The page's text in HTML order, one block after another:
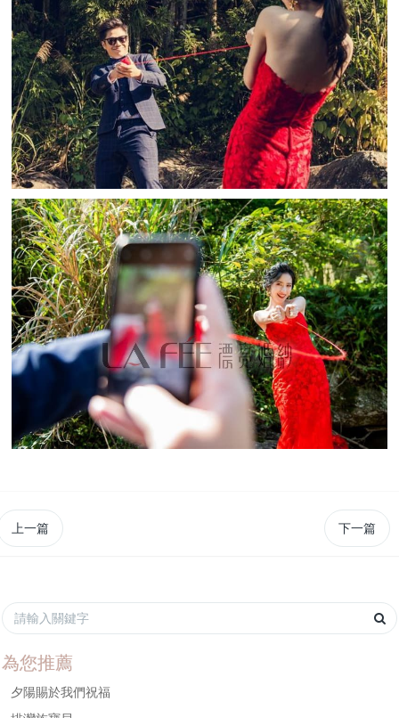
上一篇 下一篇
為您推薦
夕陽賜於我們祝福